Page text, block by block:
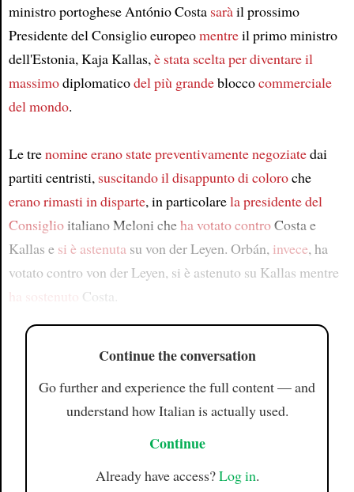
Article
ministro portoghese António Costa saràil prossimo
Presidente del Consiglio europeomentreil primo ministro
dell'Estonia, Kaja Kallas, è stata scelta per diventareil
massimodiplomaticodel più grandebloccocommerciale
del mondo.
Le trenomineerano statepreventivamente negoziatedai
partiti centristi, suscitando il disappuntodi coloroche
erano rimasti in disparte, in particolarela presidente del
Consiglioitaliano Meloni cheha votato controCosta e
Kallas e si è astenuta su von der Leyen. Orbán, invece, ha
votato contro von der Leyen, si è astenuto su Kallas mentre
ha sostenuto
Costa.
Continue the conversation
Go further and experience the full content — and
understand how Italian is actually used.
Continue
Already have access?Log in.